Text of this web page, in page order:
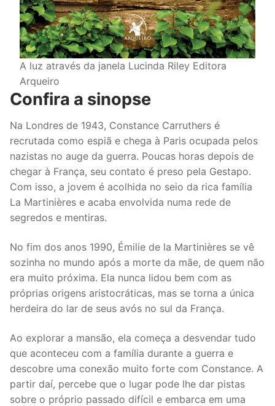
A luz através da janela Lucinda Riley Editora
Arqueiro
Confira a sinopse
Na Londres de 1943, Constance Carruthers é
recrutada como espiã e chega à Paris ocupada pelos
nazistas no auge da guerra. Poucas horas depois de
chegar à França, seu contato é preso pela Gestapo.
Com isso, a jovem é acolhida no seio da rica família
La Martinières e acaba envolvida numa rede de
segredos e mentiras.
No fim dos anos 1990, Émilie de la Martinières se vê
sozinha no mundo após a morte da mãe, de quem não
era muito próxima. Ela nunca lidou bem com as
próprias origens aristocráticas, mas se torna a única
herdeira do lar de seus avós no sul da França.
Ao explorar a mansão, ela começa a desvendar tudo
que aconteceu com a família durante a guerra e
descobre uma conexão muito forte com Constance. A
partir daí, percebe que o lugar pode lhe dar pistas
sobre o próprio passado difícil e embarca em uma